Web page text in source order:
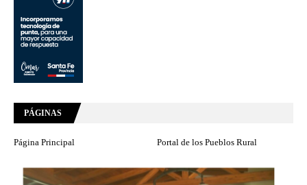
PÁGINAS
Página Principal Portal de los Pueblos Rural